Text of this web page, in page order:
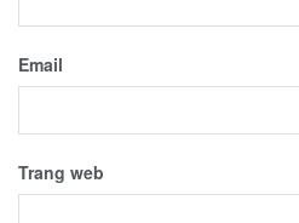
Email
Trang web